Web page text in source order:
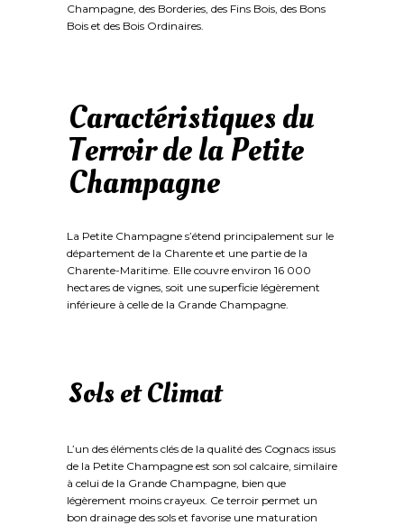
Champagne, des Borderies, des Fins Bois, des Bons
Bois et des Bois Ordinaires.
Caractéristiques du
Terroir de la Petite
Champagne
La Petite Champagne s’étend principalement sur le
département de la Charente et une partie de la
Charente-Maritime. Elle couvre environ 16 000
hectares de vignes, soit une superficie légèrement
inférieure à celle de la Grande Champagne.
Sols et Climat
L’un des éléments clés de la qualité des Cognacs issus
de la Petite Champagne est son sol calcaire, similaire
à celui de la Grande Champagne, bien que
légèrement moins crayeux. Ce terroir permet un
bon drainage des sols et favorise une maturation